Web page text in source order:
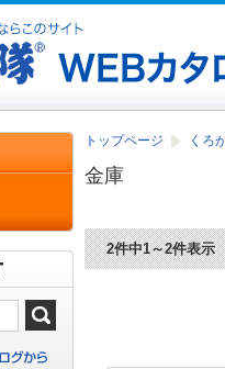
トップページ くろ
金庫
2件中1～2件表示